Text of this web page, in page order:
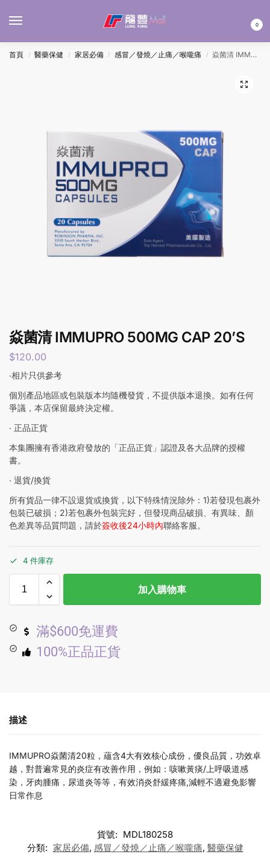
0
首頁 / 醫藥保健 / 家居必備 / 感冒／發燒／止痛／喉嚨痛 / 焱菌清 IMMUPRO 500MG CAP 20’S
焱菌清 IMMUPRO 500MG CAP 20’S
$120.00
‧相片只供參考
個別產品地區或包裝版本均隨機發貨，不提供版本退換。如有任何
爭議，本店保留最終決定權。
‧ 正品正貨
本集團擁有香港政府發放的「正品正貨」認證及各大品牌的授權
書。
‧ 退貨/換貨
所有貨品一律不設退貨或換貨，以下特殊情況除外：1)若發現包裹外
包裝已破損；2)若包裹外包裝完好，但發現商品破損、有異味、顏
色差異等品質問題，請於簽收後24小時內聯絡客服。
4 件庫存
加入購物車
滿$600免運費
100%正品正貨
描述
IMMUPRO焱菌清20粒，蘊含4大有效核心成份，優良品質，功效卓
越，對普遍常見的炎症有改善作用，例如：咳嗽黃痰/上呼吸道感
染，牙肉腫痛，尿道炎等等，有效消炎舒緩疼痛,減輕不適避免影響
日常作息
貨號: MDL180258
分類: 家居必備, 感冒／發燒／止痛／喉嚨痛, 醫藥保健